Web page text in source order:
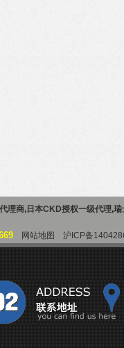
理商, 日本CKD授权一级代理,瑞
网站地图 沪ICP备